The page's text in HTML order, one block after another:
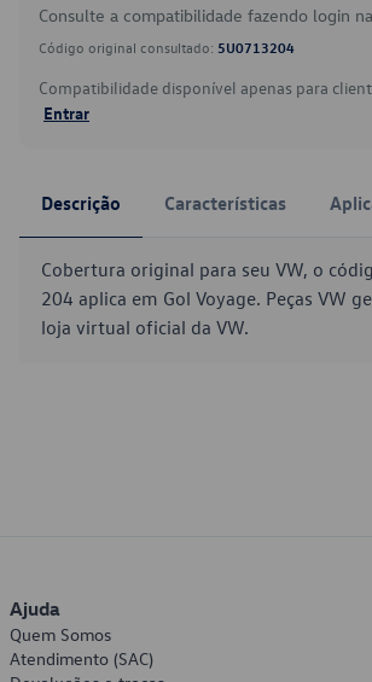
Consulte a compatibilidade fazendo login
Código original consultado: 5U0713204
Compatibilidade disponível apenas para
Entrar
Descrição Características
Cobertura original para seu VW, o
204 aplica em Gol Voyage. Peças VW
loja virtual oficial da VW.
Ajuda
Quem Somos
Atendimento (SAC)